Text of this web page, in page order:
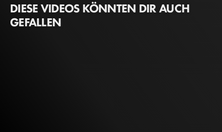
DIESE VIDEOS KÖNNTEN DIR AUCH
GEFALLEN